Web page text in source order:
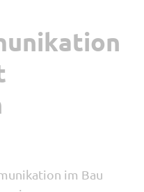
im Bau